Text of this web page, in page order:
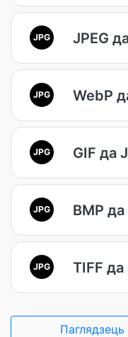
JPG JPEG
JPG WebP
JPG GIF да
JPG BMP да
JPG TIFF да